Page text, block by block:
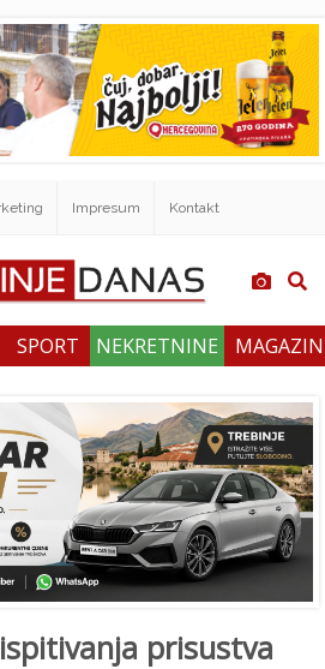
Impresum Kontakt
SPORT NEKRETNINE
prisustva